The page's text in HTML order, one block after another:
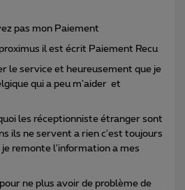
pas mon Paiement
il est écrit Paiement Recu
le service et heureusement que je
qui a peu m'aider et
les réceptionniste étranger sont
ils ne servent a rien c'est toujours
je remonte l'information a mes
ne plus avoir de problème de